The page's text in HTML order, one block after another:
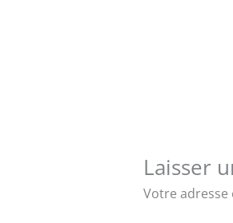
Laisser
Votre adresse